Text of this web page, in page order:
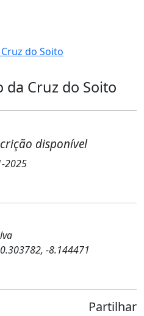
do Soito
da Cruz do Soito
disponível
2025
-8.144471
Partilhar